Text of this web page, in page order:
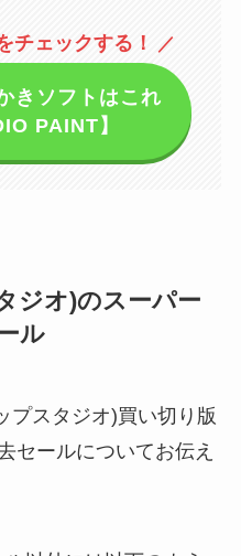
チェックする！ ／
きソフトはこれ
PAINT】
ジオ)のスーパー
ル
プスタジオ)買い切り版
セールについてお伝え